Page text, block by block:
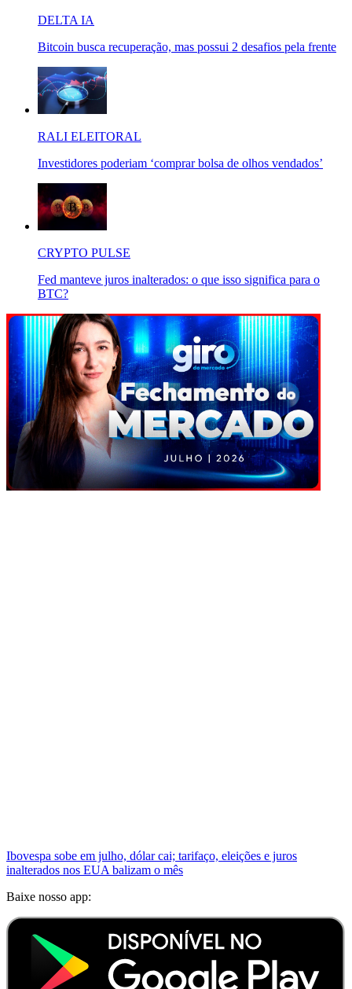
DELTA IA
Bitcoin busca recuperação, mas possui 2 desafios pela frente
RALI ELEITORAL
Investidores poderiam ‘comprar bolsa de olhos vendados’
CRYPTO PULSE
Fed manteve juros inalterados: o que isso significa para o
BTC?
Ibovespa sobe em julho, dólar cai; tarifaço, eleições e juros
inalterados nos EUA balizam o mês
Baixe nosso app: